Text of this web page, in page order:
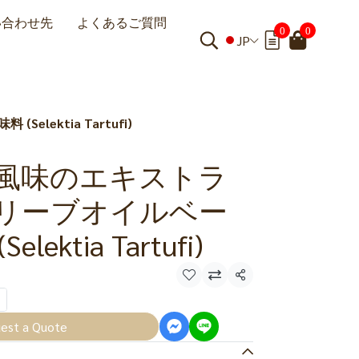
わせ先 よくあるご質問
JP
0 0
味料 (Selektia Tartufi)
味のエキストラ
ーブオイルベー
Tartufi)
共有
a Quote